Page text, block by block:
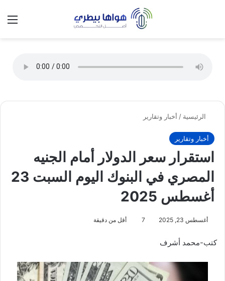
الوضع
الرئيسية / أخبار وتقارير
أخبار وتقارير
استقرار سعر الدولار أمام الجنيه
المصري في البنوك اليوم السبت 23
أغسطس 2025
أغسطس 23, 2025 7 أقل من دقيقة
كتب-محمد أشرف